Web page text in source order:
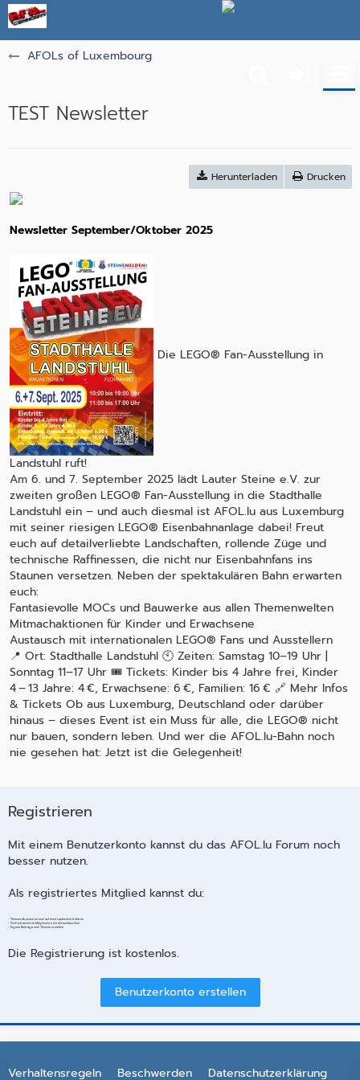
AFOLs of Luxembourg
TEST Newsletter
Herunterladen Drucken
Newsletter September/Oktober 2025
Die LEGO® Fan-Ausstellung in
Landstuhl ruft!
Am 6. und 7. September 2025 lädt Lauter Steine e.V. zur
zweiten großen LEGO® Fan-Ausstellung in die Stadthalle
Landstuhl ein – und auch diesmal ist AFOL.lu aus Luxemburg
mit seiner riesigen LEGO® Eisenbahnanlage dabei! Freut
euch auf detailverliebte Landschaften, rollende Züge und
technische Raffinessen, die nicht nur Eisenbahnfans ins
Staunen versetzen. Neben der spektakulären Bahn erwarten
euch:
Fantasievolle MOCs und Bauwerke aus allen Themenwelten
Mitmachaktionen für Kinder und Erwachsene
Austausch mit internationalen LEGO® Fans und Ausstellern
📍 Ort: Stadthalle Landstuhl 🕙 Zeiten: Samstag 10–19 Uhr |
Sonntag 11–17 Uhr 🎟️ Tickets: Kinder bis 4 Jahre frei, Kinder
4 – 13 Jahre: 4 €, Erwachsene: 6 €, Familien: 16 € 🔗 Mehr Infos
& Tickets Ob aus Luxemburg, Deutschland oder darüber
hinaus – dieses Event ist ein Muss für alle, die LEGO® nicht
nur bauen, sondern leben. Und wer die AFOL.lu-Bahn noch
nie gesehen hat: Jetzt ist die Gelegenheit!
Registrieren
Mit einem Benutzerkonto kannst du das AFOL.lu Forum noch
besser nutzen.
Als registriertes Mitglied kannst du:
- Themen abonnieren und auf dem Laufenden bleiben
- Dich mit anderen Mitgliedern direkt austauschen
- Eigene Beiträge und Themen erstellen
Die Registrierung ist kostenlos.
Benutzerkonto erstellen
Verhaltensregeln Beschwerden Datenschutzerklärung